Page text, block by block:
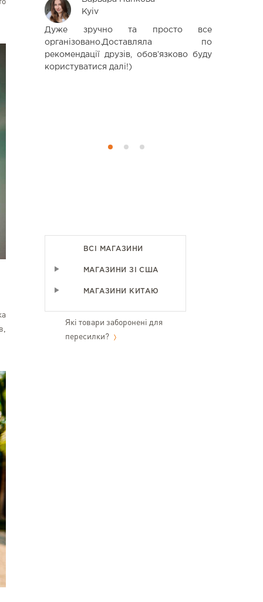
швидко
Kyiv
Дуже зручно та просто все
організовано.Доставляла по
рекомендації друзів, обовʼязково буду
користуватися далі!)
ВСІ МАГАЗИНИ
МАГАЗИНИ ЗІ США
МАГАЗИНИ КИТАЮ
Які товари заборонені для
пересилки?